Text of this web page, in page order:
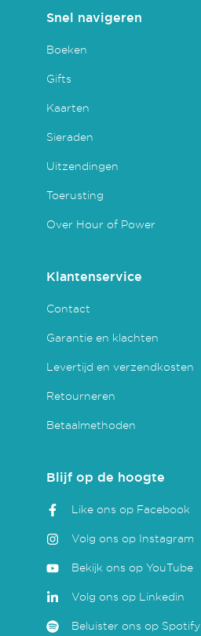
Snel navigeren
Boeken
Gifts
Kaarten
Sieraden
Uitzendingen
Toerusting
Over Hour of Power
Klantenservice
Contact
Garantie en klachten
Levertijd en verzendkosten
Retourneren
Betaalmethoden
Blijf op de hoogte
Like ons op Facebook
Volg ons op Instagram
Bekijk ons op YouTube
Volg ons op Linkedin
Beluister ons op Spotify